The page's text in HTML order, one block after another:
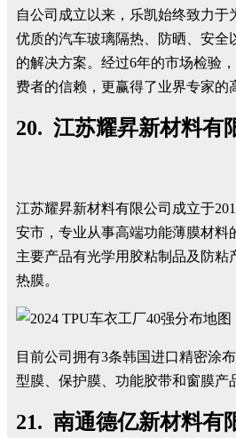
自公司成立以来，乐凯始终致力于
优质的汽车玻璃隔热、防晒、安全
的解决方案。经过6年的市场检验
费者的信赖，更赢得了业界专家的
20. 江苏耀昇新材料有
江苏耀昇新材料有限公司成立于
安市，专业从事高端功能薄膜材料
主要产品有光学用胶粘制品及防粘
热膜。
目前公司拥有3条韩国进口精密涂
型膜、保护膜、功能胶带和窗膜产
21. 南通德亿新材料有